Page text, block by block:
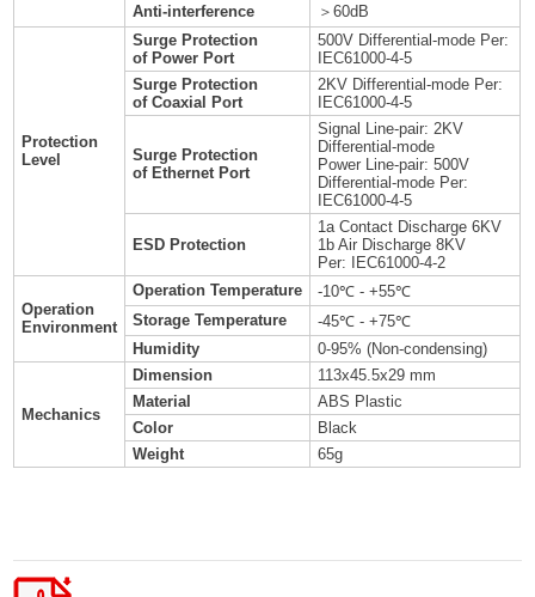
Anti-interference
＞60dB
Protection
Level
Surge Protection
of Power Port
500V Differential-mode Per:
IEC61000-4-5
Surge Protection
of Coaxial Port
2KV Differential-mode Per:
IEC61000-4-5
Surge Protection
of Ethernet Port
Signal Line-pair: 2KV
Differential-mode
Power Line-pair: 500V
Differential-mode Per:
IEC61000-4-5
ESD Protection
1a Contact Discharge 6KV
1b Air Discharge 8KV
Per: IEC61000-4-2
Operation
Environment
Operation Temperature
-10℃ - +55℃
Storage Temperature
-45℃ - +75℃
Humidity
0-95% (Non-condensing)
Mechanics
Dimension
113x45.5x29 mm
Material
ABS Plastic
Color
Black
Weight
65g